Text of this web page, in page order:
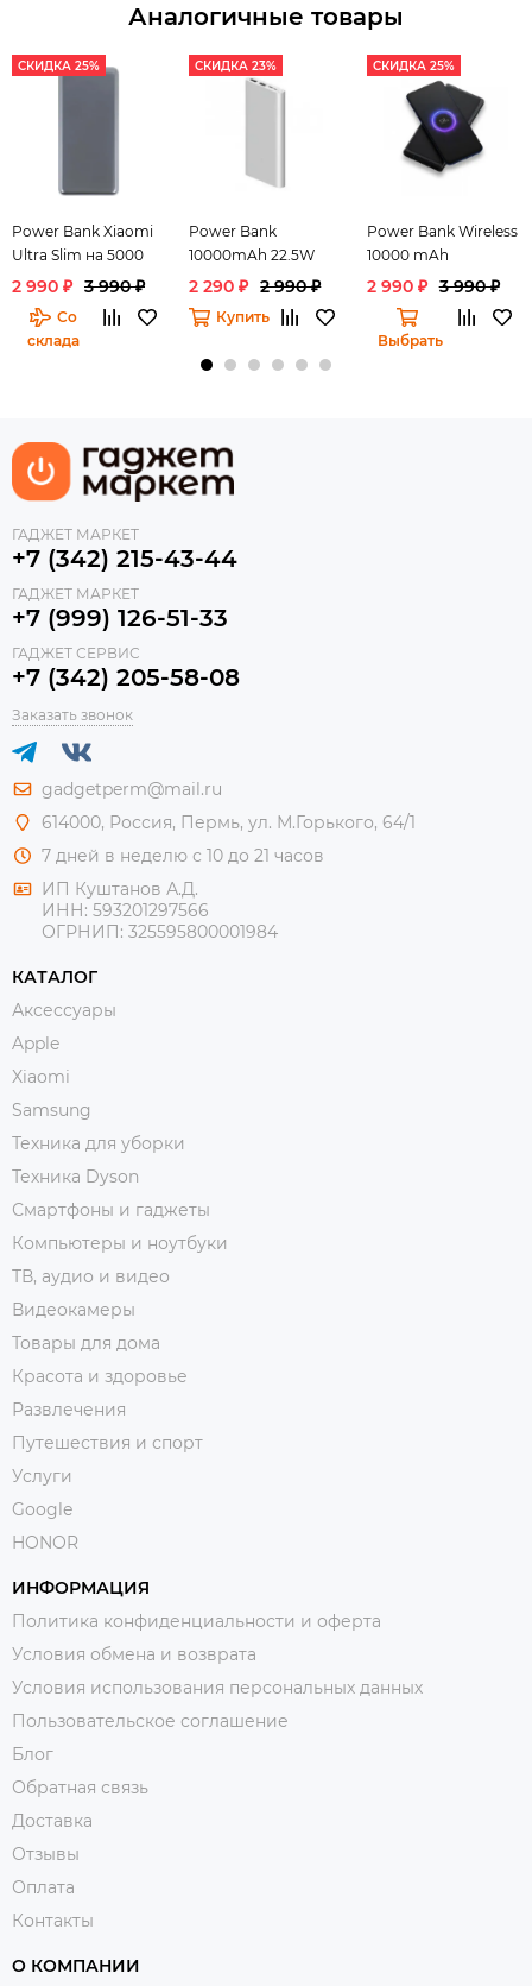
Аналогичные товары
СКИДКА 25%
Power Bank Xiaomi
Ultra Slim на 5000
мАч
2 990 ₽ 3 990 ₽
Со
склада
СКИДКА 23%
Power Bank
10000mAh 22.5W
2 290 ₽ 2 990 ₽
Купить
СКИДКА 25%
Power Bank Wireless
10000 mAh
2 990 ₽ 3 990 ₽
Выбрать
ГАДЖЕТ МАРКЕТ
+7 (342) 215-43-44
ГАДЖЕТ МАРКЕТ
+7 (999) 126-51-33
ГАДЖЕТ СЕРВИС
+7 (342) 205-58-08
Заказать звонок
gadgetperm@mail.ru
614000, Россия, Пермь, ул. М.Горького, 64/1
7 дней в неделю с 10 до 21 часов
ИП Куштанов А.Д.
ИНН: 593201297566
ОГРНИП: 325595800001984
КАТАЛОГ
Аксессуары
Apple
Xiaomi
Samsung
Техника для уборки
Техника Dyson
Смартфоны и гаджеты
Компьютеры и ноутбуки
ТВ, аудио и видео
Видеокамеры
Товары для дома
Красота и здоровье
Развлечения
Путешествия и спорт
Услуги
Google
HONOR
ИНФОРМАЦИЯ
Политика конфиденциальности и оферта
Условия обмена и возврата
Условия использования персональных данных
Пользовательское соглашение
Блог
Обратная связь
Доставка
Отзывы
Оплата
Контакты
О КОМПАНИИ